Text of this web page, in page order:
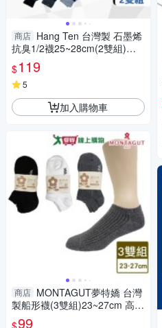
商店 Hang Ten 台灣製 石墨烯
抗臭1/2襪25~28cm(2雙組)消
臭抑菌 足弓支撐 短襪 男襪 中
性襪 女襪【愛買】
$119
5
加入購物車
商店 MONTAGUT夢特嬌 台灣
製船形襪(3雙組)23~27cm 高含
棉 吸汗透氣 短襪 男襪 女襪 襪
99